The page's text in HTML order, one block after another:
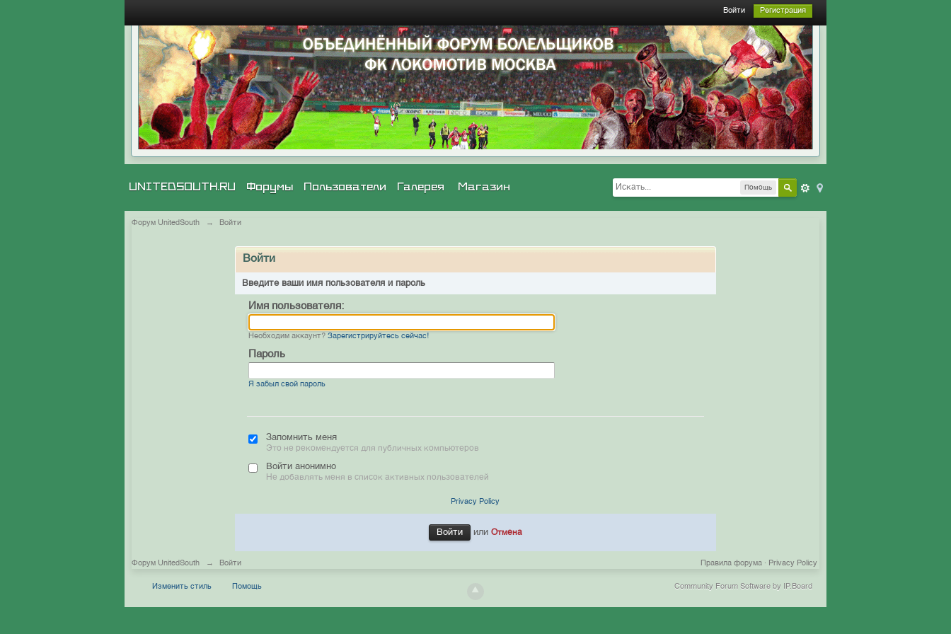
Войти Регистрация
Помощь
UNITEDSOUTH.RU Галерея Магазин
Форумы Пользователи
Форум UnitedSouth → Войти
Войти
Введите ваши имя пользователя и пароль
Имя пользователя:
Необходим аккаунт? Зарегистрируйтесь сейчас!
Пароль
Я забыл свой пароль
Запомнить меня
Это не рекомендуется для публичных компьютеров
Войти анонимно
Не добавлять меня в список активных пользователей
Privacy Policy
или Отмена
Форум UnitedSouth → Войти Privacy Policy
Правила форума ·
Изменить стиль Помощь Community Forum Software by IP.Board